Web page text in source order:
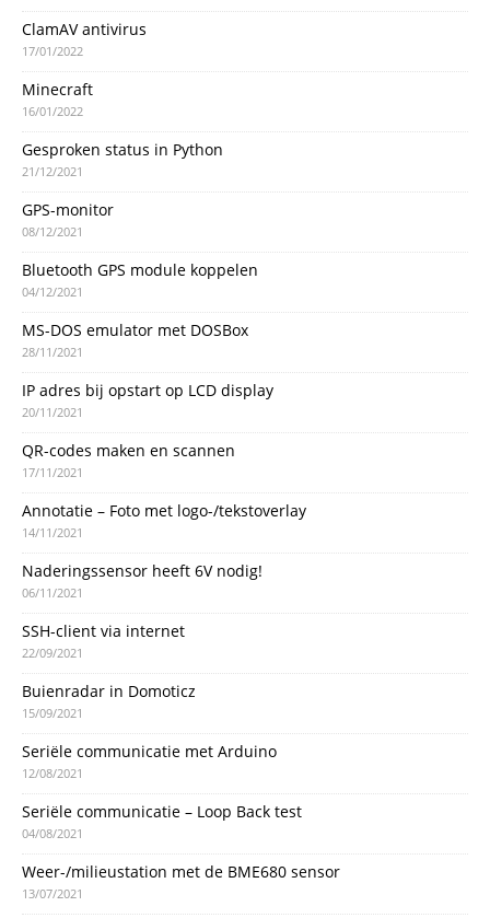
ClamAV antivirus
17/01/2022
Minecraft
16/01/2022
Gesproken status in Python
21/12/2021
GPS-monitor
08/12/2021
Bluetooth GPS module koppelen
04/12/2021
MS-DOS emulator met DOSBox
28/11/2021
IP adres bij opstart op LCD display
20/11/2021
QR-codes maken en scannen
17/11/2021
Annotatie – Foto met logo-/tekstoverlay
14/11/2021
Naderingssensor heeft 6V nodig!
06/11/2021
SSH-client via internet
22/09/2021
Buienradar in Domoticz
15/09/2021
Seriële communicatie met Arduino
12/08/2021
Seriële communicatie – Loop Back test
04/08/2021
Weer-/milieustation met de BME680 sensor
13/07/2021